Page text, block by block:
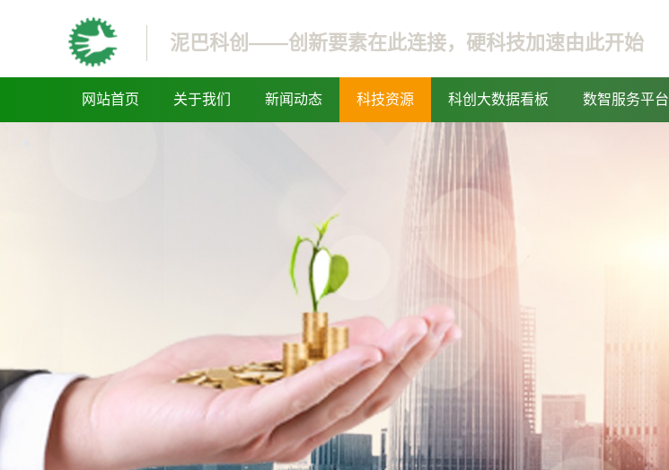
泥巴科创——创新要素在此连接，硬科技加速由此开始
网站首页 关于我们 新闻动态 科技资源 科创大数据看板 数智服务平台